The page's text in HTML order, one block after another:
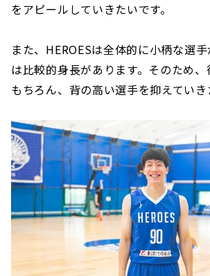
をアピールしていきたいです。
また、HEROESは全体的に小柄な選
は比較的身長があります。そのため
もちろん、背の高い選手を抑えていき